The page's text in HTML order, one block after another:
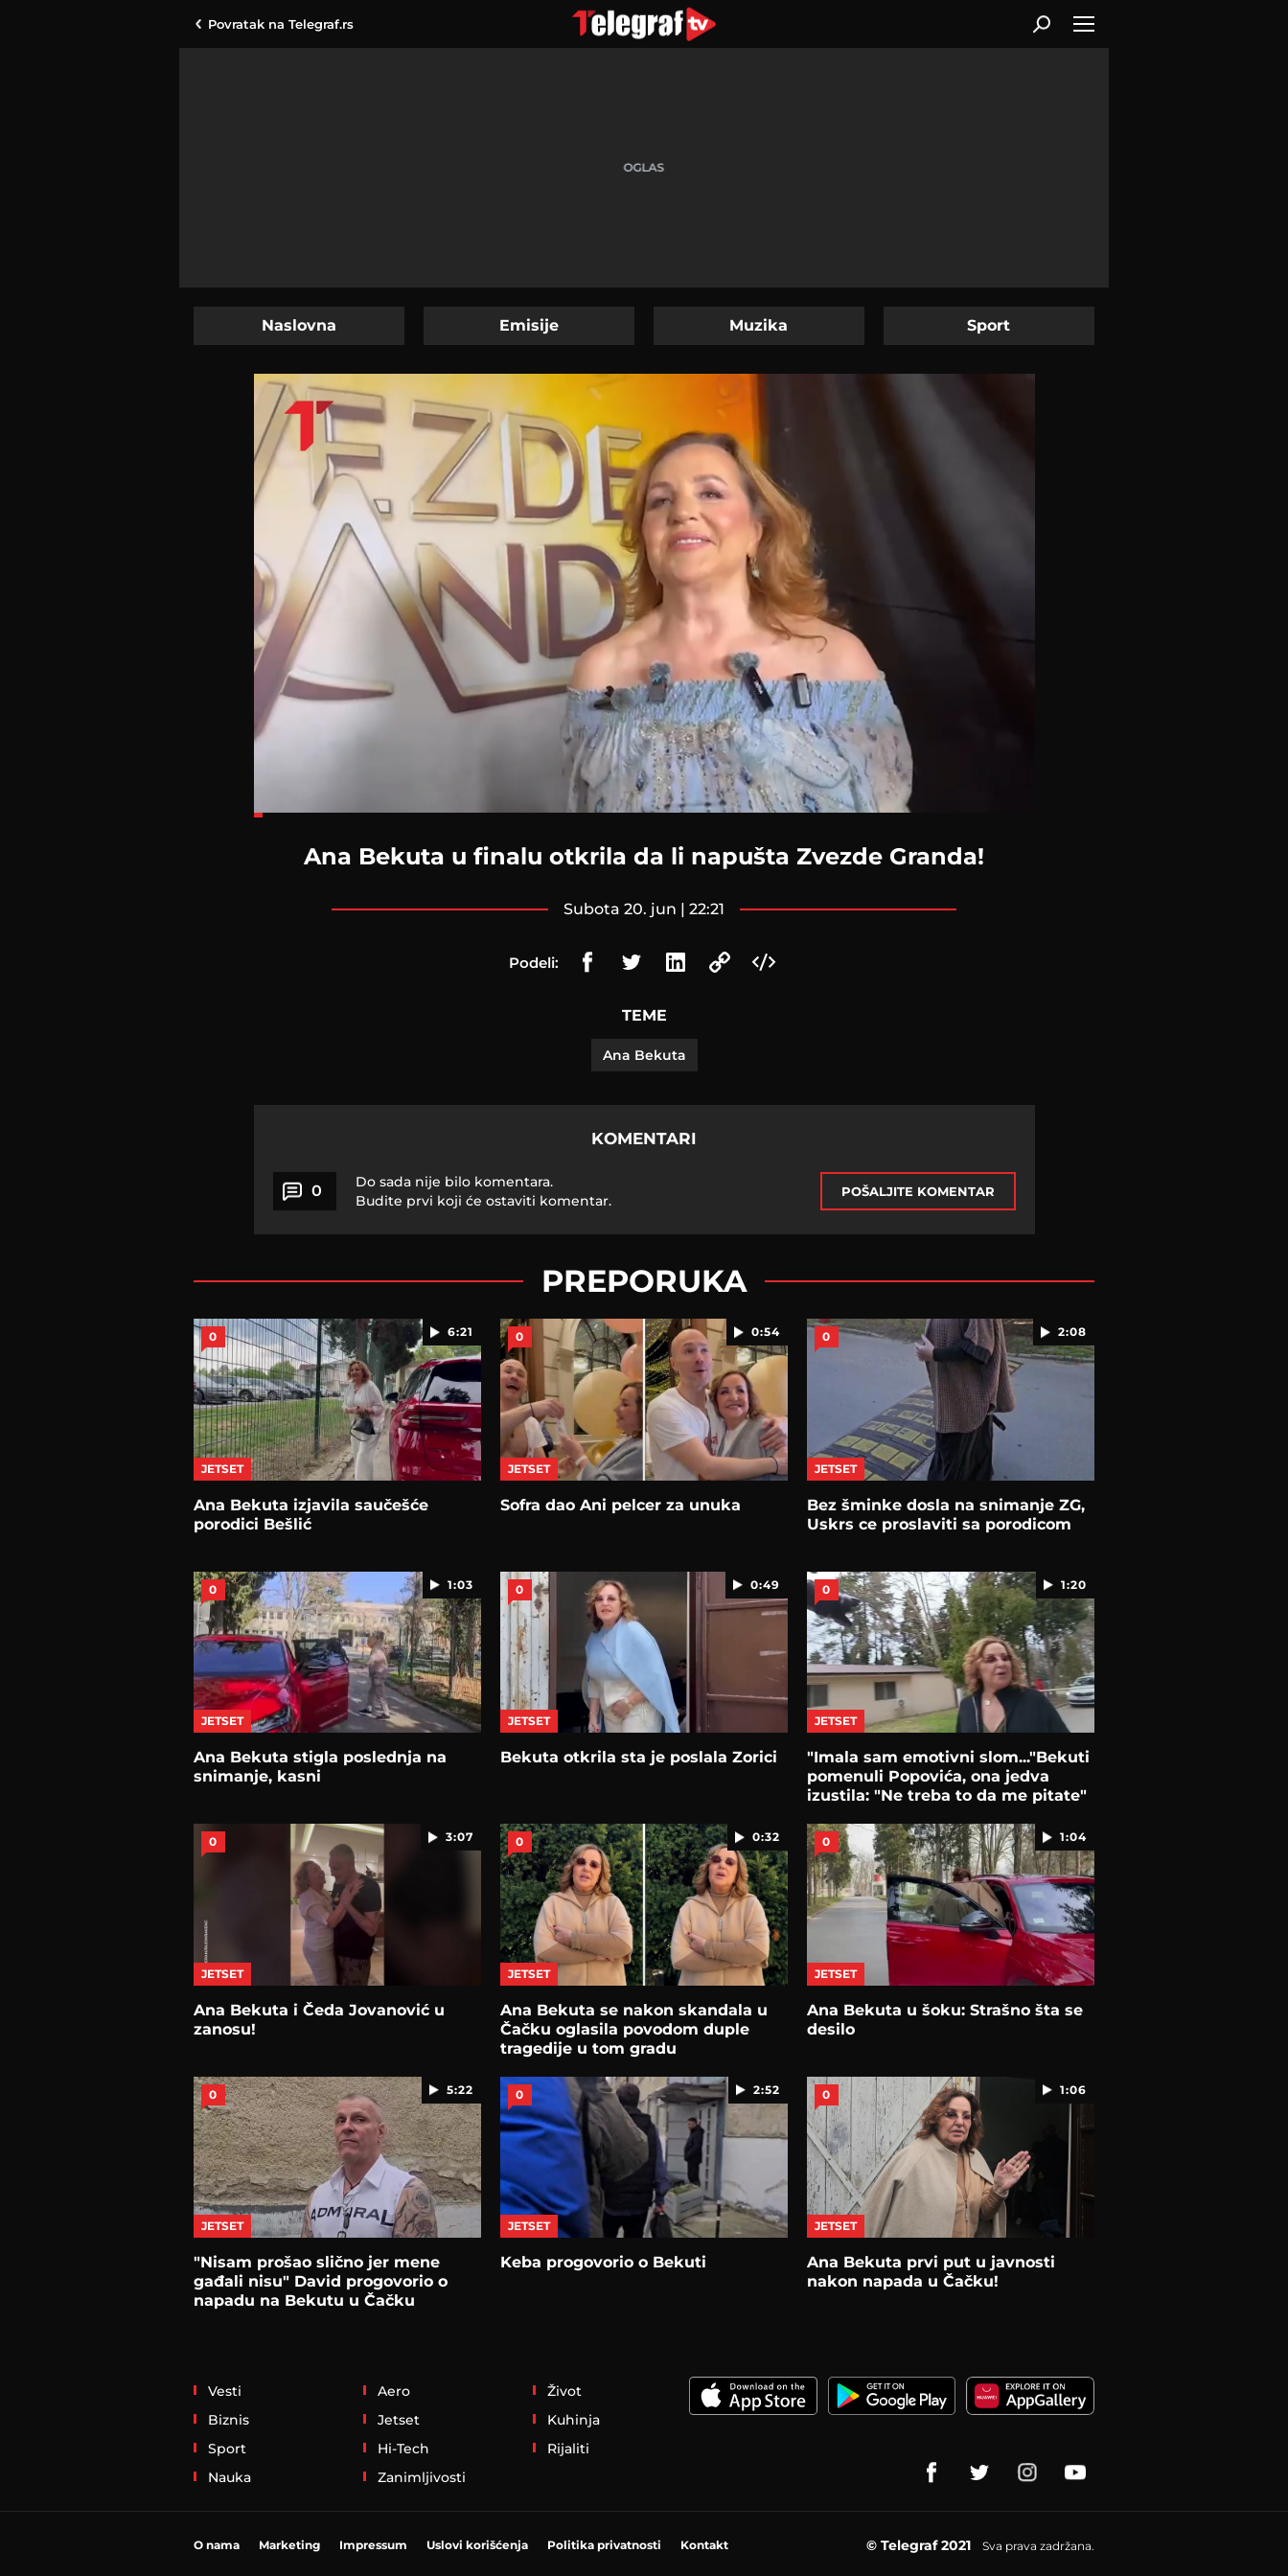
Povratak na Telegraf.rs
Naslovna Emisije Muzika Sport
Ana Bekuta u finalu otkrila da li napušta Zvezde Granda!
subota 20. jun | 22:21
Podeli:
TEME
Ana Bekuta
KOMENTARI
0
Do sada nije bilo komentara.
Budite prvi koji će ostaviti komentar.
POŠALJITE KOMENTAR
PREPORUKA
6:21
0
JETSET
Ana Bekuta izjavila saučešće
porodici Bešlić
0:54
0
JETSET
Sofra dao Ani pelcer za unuka
2:08
0
JETSET
Bez šminke dosla na snimanje ZG,
Uskrs ce proslaviti sa porodicom
1:03
0
JETSET
Ana Bekuta stigla poslednja na
snimanje, kasni
0:49
0
JETSET
Bekuta otkrila sta je poslala Zorici
1:20
0
JETSET
"Imala sam emotivni slom..."Bekuti
pomenuli Popovića, ona jedva
izustila: "Ne treba to da me pitate"
3:07
0
JETSET
Ana Bekuta i Čeda Jovanović u
zanosu!
0:32
0
JETSET
Ana Bekuta se nakon skandala u
Čačku oglasila povodom duple
tragedije u tom gradu
1:04
0
JETSET
Ana Bekuta u šoku: Strašno šta se
desilo
5:22
0
JETSET
"Nisam prošao slično jer mene
gađali nisu" David progovorio o
napadu na Bekutu u Čačku
2:52
0
JETSET
Keba progovorio o Bekuti
1:06
0
JETSET
Ana Bekuta prvi put u javnosti
nakon napada u Čačku!
Vesti
Biznis
Sport
Nauka
Aero
Jetset
Hi-Tech
Zanimljivosti
Život
Kuhinja
Rijaliti
O nama Marketing Impressum Uslovi korišćenja Politika privatnosti Kontakt © Telegraf 2021 Sva prava zadržana.